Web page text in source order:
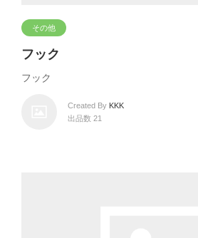
その他
フック
フック
Created By KKK
出品数 21